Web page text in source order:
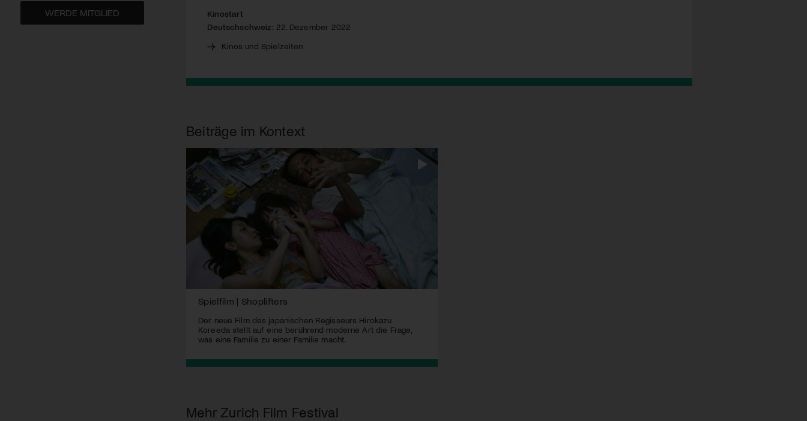
WERDE MITGLIED
Kinostart
Deutschschweiz: 22. Dezember 2022
Kinos und Spielzeiten
Beiträge im Kontext
Spielfilm | Shoplifters
Der neue Film des japanischen Regisseurs Hirokazu
Koreeda stellt auf eine berührend moderne Art die Frage,
was eine Familie zu einer Familie macht.
Mehr Zurich Film Festival